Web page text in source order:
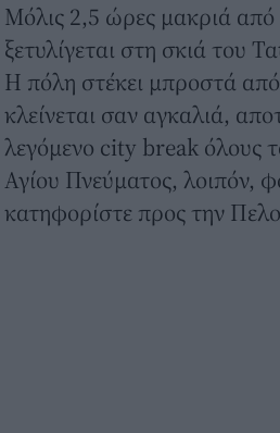
Μόλις 2,5 ώρες μακριά
ξετυλίγεται στη σκιά του
Η πόλη στέκει μπροστά
κλείνεται σαν αγκαλιά,
λεγόμενο city break όλους
Αγίου Πνεύματος, λοιπόν,
κατηφορίστε προς την